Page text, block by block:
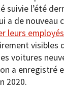
suivie l’été
a de nouveau
leurs
visibles
voitures
a enregistré
2020.